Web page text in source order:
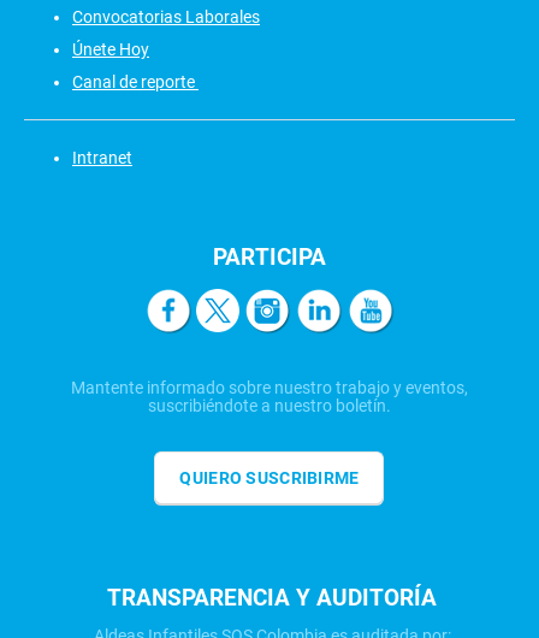
Convocatorias Laborales
Únete Hoy
Canal de reporte
Intranet
PARTICIPA
Mantente informado sobre nuestro trabajo y eventos,
suscribiéndote a nuestro boletín.
QUIERO SUSCRIBIRME
TRANSPARENCIA Y AUDITORÍA